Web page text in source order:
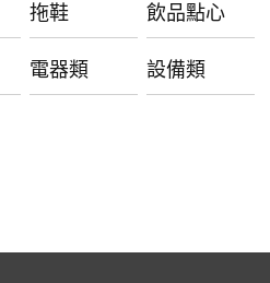
拖鞋 飲品點心
電器類 設備類